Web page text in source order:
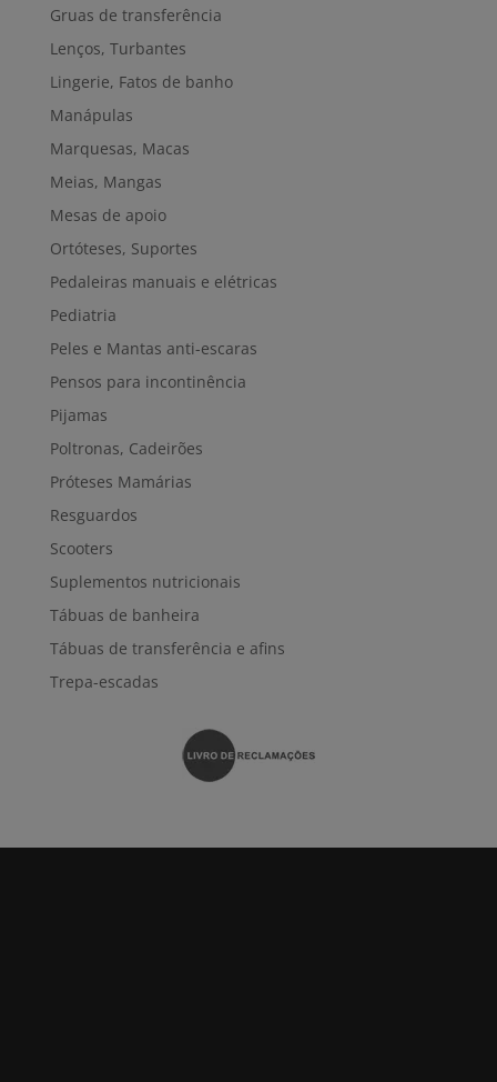
Gruas de transferência
Lenços, Turbantes
Lingerie, Fatos de banho
Manápulas
Marquesas, Macas
Meias, Mangas
Mesas de apoio
Ortóteses, Suportes
Pedaleiras manuais e elétricas
Pediatria
Peles e Mantas anti-escaras
Pensos para incontinência
Pijamas
Poltronas, Cadeirões
Próteses Mamárias
Resguardos
Scooters
Suplementos nutricionais
Tábuas de banheira
Tábuas de transferência e afins
Trepa-escadas